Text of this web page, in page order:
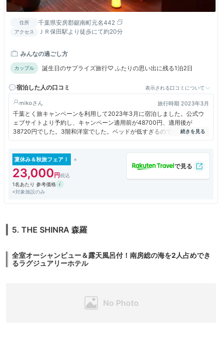
住所 千葉県安房郡鋸南町元名442
アクセス ＪＲ保田駅より徒歩にて約20分
みんなの過ごし方
カップル 誕生日のサプライズ旅行♡ ふたりの思い出に残る1泊2日
宿泊した人の口コミ 表示される口コミについて
miko 旅行時期 2023年3月
千葉とく旅キャンペーンを利用して2023年3月に宿泊しました。公式ウ
ェブサイトより予約し、キャンペーン適用前が48700円、適用後が
38720円でした。3階和洋室でした。ベッドが低すぎるので、あまり自分
たちの両親位の高齢の方にはおすすめできないお部屋ですが、子どもと私
フリーラウンジというちょっとしたコーヒーなど飲めるところがお部屋の
すぐ近くにあったので便利でした。お料理は千葉の新鮮な魚介が出され
て、美味しかったです。
夏休み＆秋旅フェア！
23,000
1名あたり 参考価格
※対象施設のみ
5. THE SHINRA 森羅
全室オーシャンビュー＆露天風呂付！南房総の海を2人占めでき
るラグジュアリーホテル